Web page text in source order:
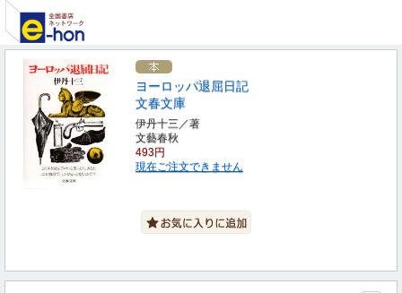
ヨーロッパ退屈日記
文春文庫
伊丹十三／著
文藝春秋
493円
現在ご注文できません